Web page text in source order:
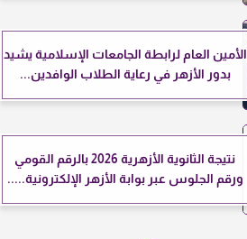
الأمين العام لرابطة الجامعات الإسلامية يشيد
بدور الأزهر في رعاية الطلاب الوافدين...
نتيجة الثانوية الأزهرية 2026 بالرقم القومي
ورقم الجلوس عبر بوابة الأزهر الإلكترونية.....